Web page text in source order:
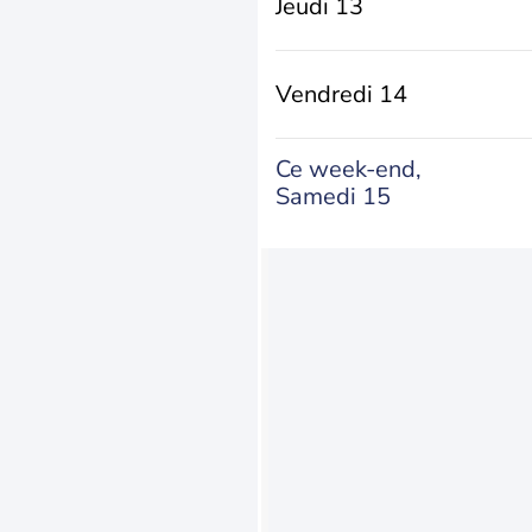
Jeudi 13
Vendredi 14
Ce week-end,
Samedi 15